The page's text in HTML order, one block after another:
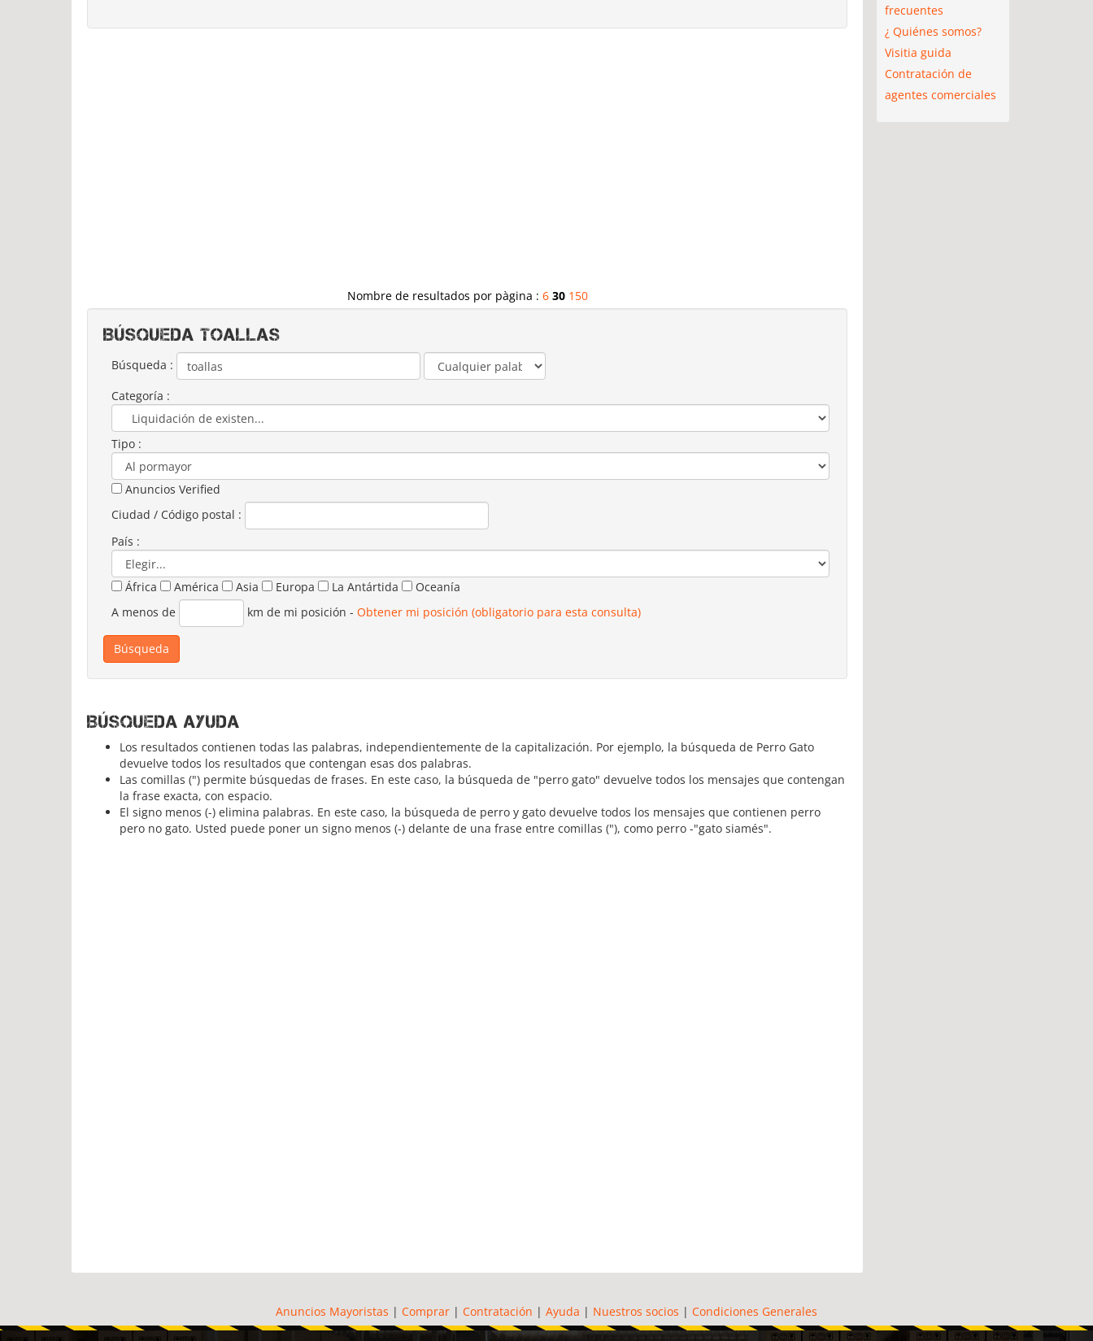
Nombre de resultados por pàgina : 6 30 150
Búsqueda TOALLAS
Búsqueda :
Categoría :
Tipo :
Anuncios Verified
Ciudad / Código postal :
País :
África América Asia Europa La Antártida
Oceanía
A menos de
km de mi posición - Obtener mi posición (obligatorio para esta consulta)
Búsqueda ayuda
Los resultados contienen todas las palabras, independientemente de la capitalización. Por ejemplo, la búsqueda de Perro Gato
devuelve todos los resultados que contengan esas dos palabras.
Las comillas (") permite búsquedas de frases. En este caso, la búsqueda de "perro gato" devuelve todos los mensajes que contengan
la frase exacta, con espacio.
El signo menos (-) elimina palabras. En este caso, la búsqueda de perro y gato devuelve todos los mensajes que contienen perro
pero no gato. Usted puede poner un signo menos (-) delante de una frase entre comillas ("), como perro -"gato siamés".
frecuentes
¿ Quiénes somos?
Visitia guida
Contratación de
agentes comerciales
Anuncios Mayoristas | Comprar | Contratación | Ayuda | Nuestros socios | Condiciones Generales